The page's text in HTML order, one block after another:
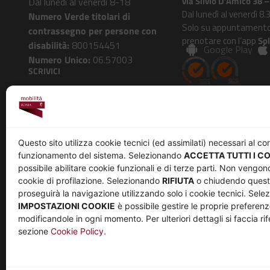
Questo sito utilizza cookie tecnici (ed assimilati) necessari al
funzionamento del sistema. Selezionando ACCETTA TUTTI I
possibile abilitare cookie funzionali e di terze parti. Non
cookie di profilazione. Selezionando RIFIUTA o chiudendo
proseguirà la navigazione utilizzando solo i cookie tecnici.
IMPOSTAZIONI COOKIE è possibile gestire le proprie
modificandole in ogni momento. Per ulteriori dettagli si faccia
sezione Cookie Policy.
Numero Verde titolari di
contrassegno per persone con
disabilità: 800154451
Numero Unico: 06.57003
SCRIVICI
Roma Mobilità risponde
Dal lunedì al venerdì
Solo su
prenotare con l’app
Google Play
AZIENDA
Chi siamo
Governance
Whistleblowing
Co-Marketing
Social media policy
Informativa Cookie
Privacy
Parità di genere
Amministrazione
Bandi e gare
Note legali